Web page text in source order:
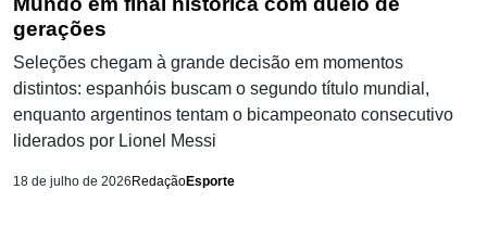
gerações
Seleções chegam à grande decisão em momentos
distintos: espanhóis buscam o segundo título mundial,
enquanto argentinos tentam o bicampeonato consecutivo
liderados por Lionel Messi
18 de julho de 2026 RedaçãoEsporte